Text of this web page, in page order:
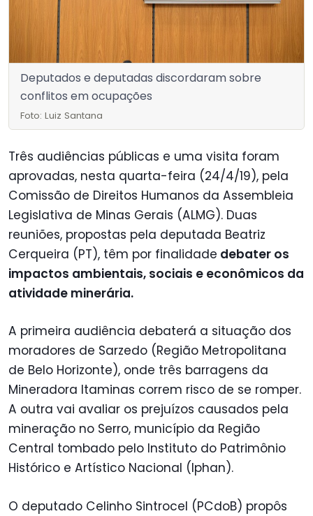
Deputados e deputadas discordaram sobre
conflitos em ocupações
Foto: Luiz Santana
Três audiências públicas e uma visita foram
aprovadas, nesta quarta-feira (24/4/19), pela
Comissão de Direitos Humanos da Assembleia
Legislativa de Minas Gerais (ALMG). Duas
reuniões, propostas pela deputada Beatriz
Cerqueira (PT), têm por finalidade debater os
impactos ambientais, sociais e econômicos da
atividade minerária.
A primeira audiência debaterá a situação dos
moradores de Sarzedo (Região Metropolitana
de Belo Horizonte), onde três barragens da
Mineradora Itaminas correm risco de se romper.
A outra vai avaliar os prejuízos causados pela
mineração no Serro, município da Região
Central tombado pelo Instituto do Patrimônio
Histórico e Artístico Nacional (Iphan).
O deputado Celinho Sintrocel (PCdoB) propôs